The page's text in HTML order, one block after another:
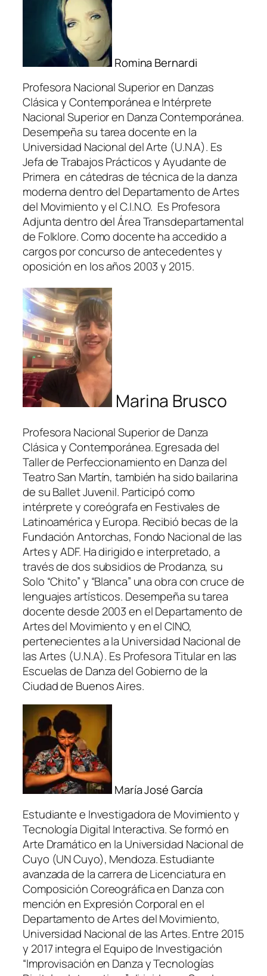
Romina Bernardi
Profesora Nacional Superior en Danzas
Clásica y Contemporánea e Intérprete
Nacional Superior en Danza Contemporánea.
Desempeña su tarea docente en la
Universidad Nacional del Arte (U.N.A). Es
Jefa de Trabajos Prácticos y Ayudante de
Primera en cátedras de técnica de la danza
moderna dentro del Departamento de Artes
del Movimiento y el C.I.N.O. Es Profesora
Adjunta dentro del Área Transdepartamental
de Folklore. Como docente ha accedido a
cargos por concurso de antecedentes y
oposición en los años 2003 y 2015.
Marina Brusco
Profesora Nacional Superior de Danza
Clásica y Contemporánea. Egresada del
Taller de Perfeccionamiento en Danza del
Teatro San Martín, también ha sido bailarina
de su Ballet Juvenil. Participó como
intérprete y coreógrafa en Festivales de
Latinoamérica y Europa. Recibió becas de la
Fundación Antorchas, Fondo Nacional de las
Artes y ADF. Ha dirigido e interpretado, a
través de dos subsidios de Prodanza, su
Solo “Chito” y “Blanca” una obra con cruce de
lenguajes artísticos. Desempeña su tarea
docente desde 2003 en el Departamento de
Artes del Movimiento y en el CINO,
pertenecientes a la Universidad Nacional de
las Artes (U.N.A). Es Profesora Titular en las
Escuelas de Danza del Gobierno de la
Ciudad de Buenos Aires.
María José García
Estudiante e Investigadora de Movimiento y
Tecnología Digital Interactiva. Se formó en
Arte Dramático en la Universidad Nacional de
Cuyo (UN Cuyo), Mendoza. Estudiante
avanzada de la carrera de Licenciatura en
Composición Coreográfica en Danza con
mención en Expresión Corporal en el
Departamento de Artes del Movimiento,
Universidad Nacional de las Artes. Entre 2015
y 2017 integra el Equipo de Investigación
“Improvisación en Danza y Tecnologías